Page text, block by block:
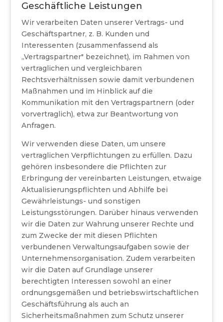
Geschäftliche Leistungen
Wir verarbeiten Daten unserer Vertrags- und
Geschäftspartner, z. B. Kunden und
Interessenten (zusammenfassend als
„Vertragspartner" bezeichnet), im Rahmen von
vertraglichen und vergleichbaren
Rechtsverhältnissen sowie damit verbundenen
Maßnahmen und im Hinblick auf die
Kommunikation mit den Vertragspartnern (oder
vorvertraglich), etwa zur Beantwortung von
Anfragen.
Wir verwenden diese Daten, um unsere
vertraglichen Verpflichtungen zu erfüllen. Dazu
gehören insbesondere die Pflichten zur
Erbringung der vereinbarten Leistungen, etwaige
Aktualisierungspflichten und Abhilfe bei
Gewährleistungs- und sonstigen
Leistungsstörungen. Darüber hinaus verwenden
wir die Daten zur Wahrung unserer Rechte und
zum Zwecke der mit diesen Pflichten
verbundenen Verwaltungsaufgaben sowie der
Unternehmensorganisation. Zudem verarbeiten
wir die Daten auf Grundlage unserer
berechtigten Interessen sowohl an einer
ordnungsgemäßen und betriebswirtschaftlichen
Geschäftsführung als auch an
Sicherheitsmaßnahmen zum Schutz unserer